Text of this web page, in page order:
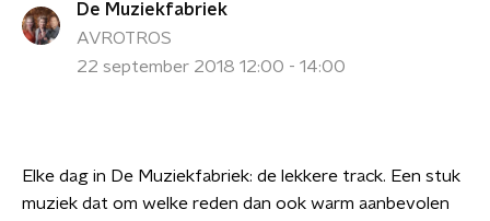
De Muziekfabriek
AVROTROS
22 september 2018 12:00 - 14:00
Elke dag in De Muziekfabriek: de lekkere track. Een stuk
muziek dat om welke reden dan ook warm aanbevolen